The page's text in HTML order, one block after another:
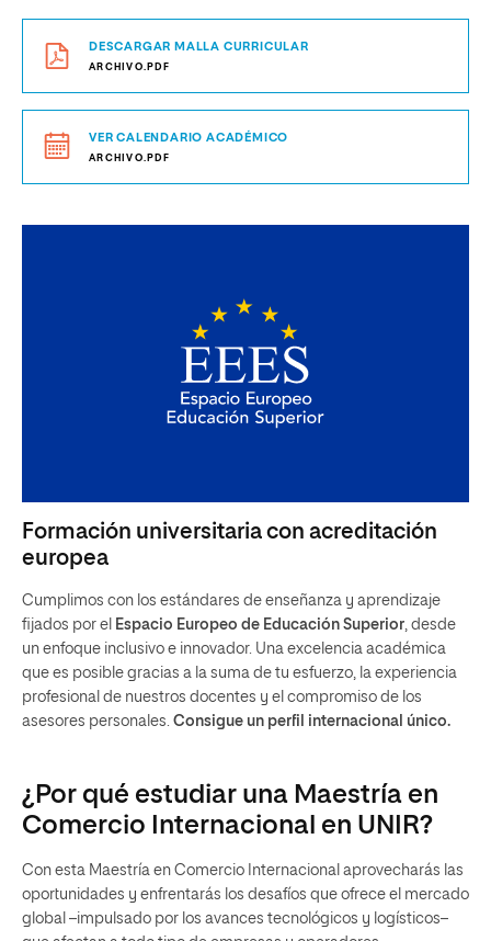
DESCARGAR MALLA CURRICULAR
ARCHIVO.PDF
VER CALENDARIO ACADÉMICO
ARCHIVO.PDF
Formación universitaria con acreditación
europea
Cumplimos con los estándares de enseñanza y aprendizaje
fijados por el Espacio Europeo de Educación Superior, desde
un enfoque inclusivo e innovador. Una excelencia académica
que es posible gracias a la suma de tu esfuerzo, la experiencia
profesional de nuestros docentes y el compromiso de los
asesores personales. Consigue un perfil internacional único.
¿Por qué estudiar una Maestría en
Comercio Internacional en UNIR?
Con esta Maestría en Comercio Internacional aprovecharás las
oportunidades y enfrentarás los desafíos que ofrece el mercado
global –impulsado por los avances tecnológicos y logísticos–